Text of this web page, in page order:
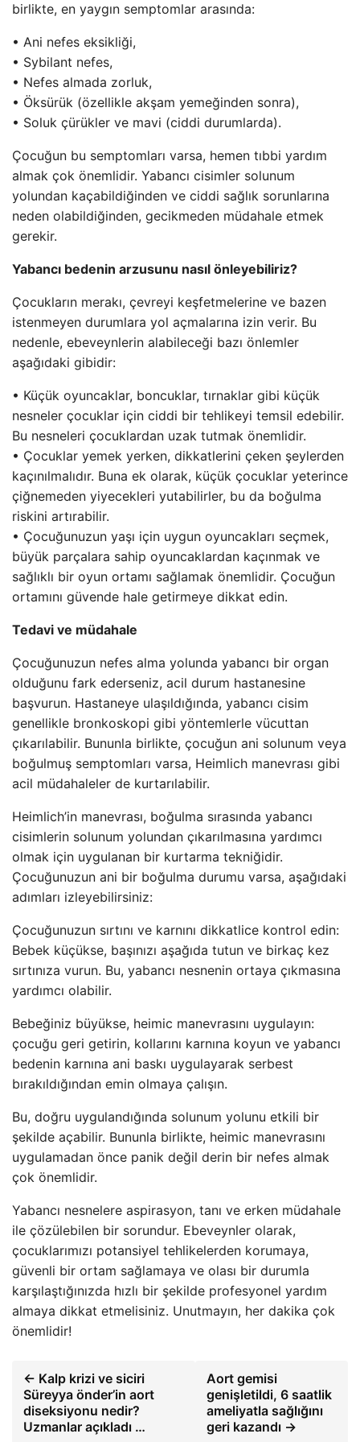
birlikte, en yaygın semptomlar arasında:
• Ani nefes eksikliği,
• Sybilant nefes,
• Nefes almada zorluk,
• Öksürük (özellikle akşam yemeğinden sonra),
• Soluk çürükler ve mavi (ciddi durumlarda).
Çocuğun bu semptomları varsa, hemen tıbbi yardım
almak çok önemlidir. Yabancı cisimler solunum
yolundan kaçabildiğinden ve ciddi sağlık sorunlarına
neden olabildiğinden, gecikmeden müdahale etmek
gerekir.
Yabancı bedenin arzusunu nasıl önleyebiliriz?
Çocukların merakı, çevreyi keşfetmelerine ve bazen
istenmeyen durumlara yol açmalarına izin verir. Bu
nedenle, ebeveynlerin alabileceği bazı önlemler
aşağıdaki gibidir:
• Küçük oyuncaklar, boncuklar, tırnaklar gibi küçük
nesneler çocuklar için ciddi bir tehlikeyi temsil edebilir.
Bu nesneleri çocuklardan uzak tutmak önemlidir.
• Çocuklar yemek yerken, dikkatlerini çeken şeylerden
kaçınılmalıdır. Buna ek olarak, küçük çocuklar yeterince
çiğnemeden yiyecekleri yutabilirler, bu da boğulma
riskini artırabilir.
• Çocuğunuzun yaşı için uygun oyuncakları seçmek,
büyük parçalara sahip oyuncaklardan kaçınmak ve
sağlıklı bir oyun ortamı sağlamak önemlidir. Çocuğun
ortamını güvende hale getirmeye dikkat edin.
Tedavi ve müdahale
Çocuğunuzun nefes alma yolunda yabancı bir organ
olduğunu fark ederseniz, acil durum hastanesine
başvurun. Hastaneye ulaşıldığında, yabancı cisim
genellikle bronkoskopi gibi yöntemlerle vücuttan
çıkarılabilir. Bununla birlikte, çocuğun ani solunum veya
boğulmuş semptomları varsa, Heimlich manevrası gibi
acil müdahaleler de kurtarılabilir.
Heimlich’in manevrası, boğulma sırasında yabancı
cisimlerin solunum yolundan çıkarılmasına yardımcı
olmak için uygulanan bir kurtarma tekniğidir.
Çocuğunuzun ani bir boğulma durumu varsa, aşağıdaki
adımları izleyebilirsiniz:
Çocuğunuzun sırtını ve karnını dikkatlice kontrol edin:
Bebek küçükse, başınızı aşağıda tutun ve birkaç kez
sırtınıza vurun. Bu, yabancı nesnenin ortaya çıkmasına
yardımcı olabilir.
Bebeğiniz büyükse, heimic manevrasını uygulayın:
çocuğu geri getirin, kollarını karnına koyun ve yabancı
bedenin karnına ani baskı uygulayarak serbest
bırakıldığından emin olmaya çalışın.
Bu, doğru uygulandığında solunum yolunu etkili bir
şekilde açabilir. Bununla birlikte, heimic manevrasını
uygulamadan önce panik değil derin bir nefes almak
çok önemlidir.
Yabancı nesnelere aspirasyon, tanı ve erken müdahale
ile çözülebilen bir sorundur. Ebeveynler olarak,
çocuklarımızı potansiyel tehlikelerden korumaya,
güvenli bir ortam sağlamaya ve olası bir durumla
karşılaştığınızda hızlı bir şekilde profesyonel yardım
almaya dikkat etmelisiniz. Unutmayın, her dakika çok
önemlidir!
← Kalp krizi ve siciri
Süreyya önder’in aort
diseksiyonu nedir?
Uzmanlar açıkladı …
Aort gemisi
genişletildi, 6 saatlik
ameliyatla sağlığını
geri kazandı →